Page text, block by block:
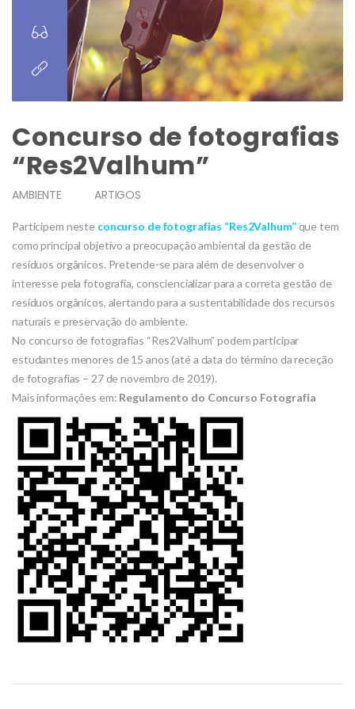
Concurso de fotografias
“Res2Valhum”
AMBIENTE ARTIGOS
Participem neste concurso de fotografias “Res2Valhum” que tem
como principal objetivo a preocupação ambiental da gestão de
resíduos orgânicos. Pretende-se para além de desenvolver o
interesse pela fotografia, consciencializar para a correta gestão de
resíduos orgânicos, alertando para a sustentabilidade dos recursos
naturais e preservação do ambiente.
No concurso de fotografias “Res2Valhum” podem participar
estudantes menores de 15 anos (até a data do término da receção
de fotografias – 27 de novembro de 2019).
Mais informações em: Regulamento do Concurso Fotografia